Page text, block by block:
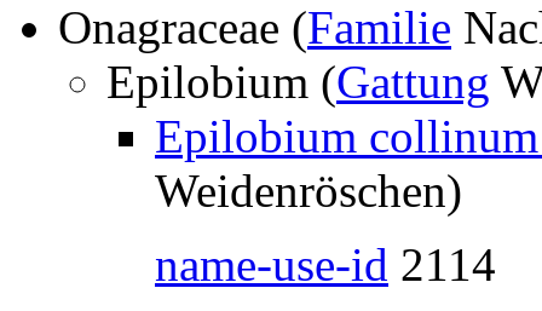
Onagraceae (Familie
Epilobium (Gattung
Epilobium
Weidenröschen)
name-use-id 2114